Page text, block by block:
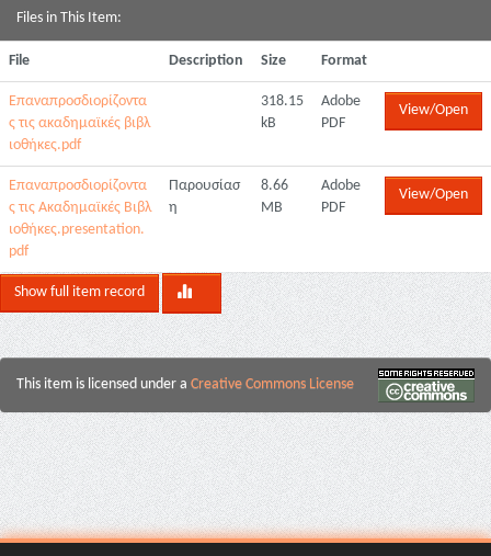
Files in This Item:
File Description Size Format
Επαναπροσδιορίζοντα
ς τις ακαδημαϊκές βιβλ
ιοθήκες.pdf
318.15
kB
Adobe
PDF
View/Open
Επαναπροσδιορίζοντα
ς τις Ακαδημαϊκές Βιβλ
ιοθήκες.presentation.
pdf
Παρουσίασ
η
8.66
MB
Adobe
PDF
View/Open
Show full item record
This item is licensed under a Creative Commons License